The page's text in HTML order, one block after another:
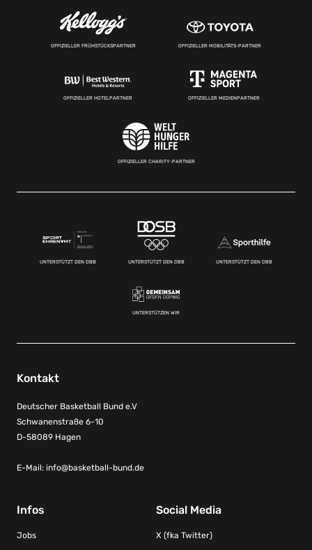
OFFIZIELLER FRÜHSTÜCKSPARTNER OFFIZIELLER MOBILITÄTS-PARTNER
OFFIZIELLER HOTELPARTNER OFFIZIELLER MEDIENPARTNER
OFFIZIELLER CHARITY-PARTNER
UNTERSTÜTZT DEN DBB UNTERSTÜTZT DEN DBB UNTERSTÜTZT DEN DBB
UNTERSTÜTZEN WIR
Kontakt
Deutscher Basketball Bund e.V
Schwanenstraße 6-10
D-58089 Hagen
E-Mail: info@basketball-bund.de
Infos
Jobs
Social Media
X (fka Twitter)